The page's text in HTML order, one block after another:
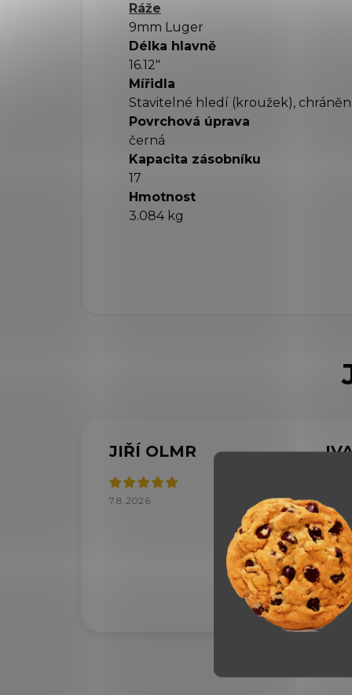
Ráže
9mm Luger
Délka hlavně
16.12"
Mířidla
Stavitelné hledí (kroužek),
Povrchová úprava
černá
Kapacita zásobníku
17
Hmotnost
3.084 kg
JIŘÍ OLMR
7.8.2026